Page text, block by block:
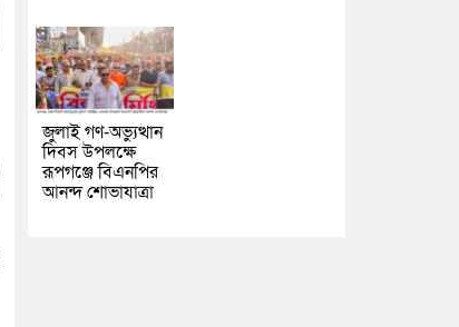
জুলাই গণ-অভ্যুত্থান
দিবস উপলক্ষে
রূপগঞ্জে বিএনপির
আনন্দ শোভাযাত্রা